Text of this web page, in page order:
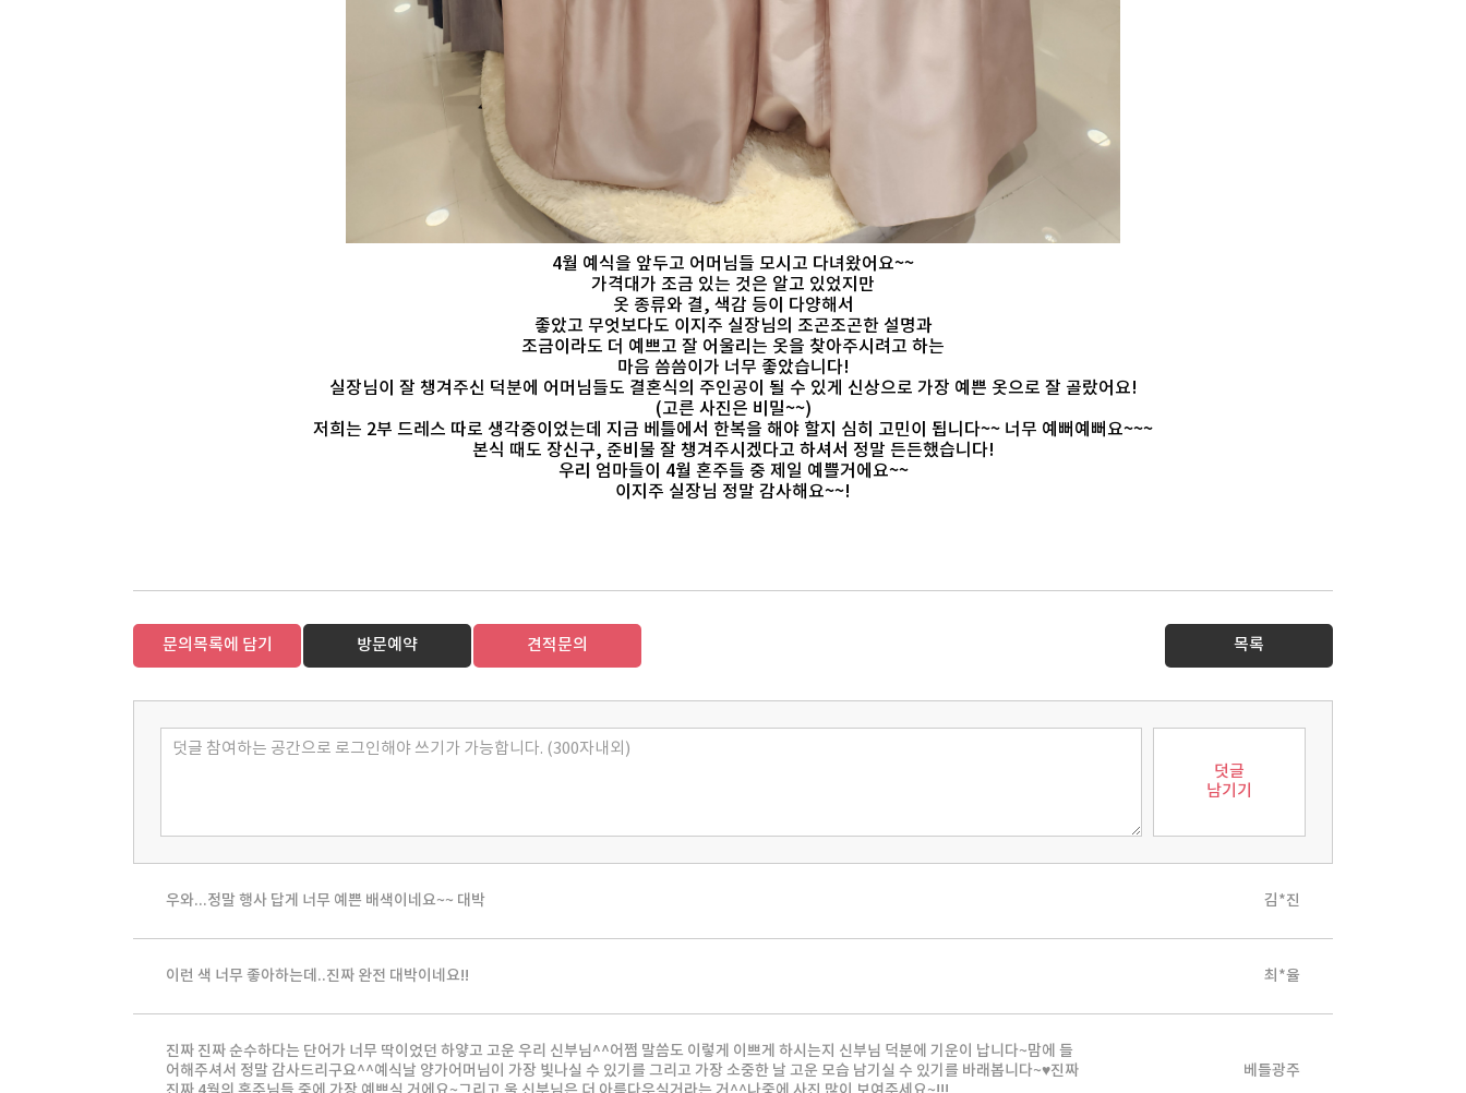
4월 예식을 앞두고 어머님들 모시고 다녀왔어요~~
가격대가 조금 있는 것은 알고 있었지만
옷 종류와 결, 색감 등이 다양해서
좋았고 무엇보다도 이지주 실장님의 조곤조곤한 설명과
조금이라도 더 예쁘고 잘 어울리는 옷을 찾아주시려고 하는
마음 씀씀이가 너무 좋았습니다!
실장님이 잘 챙겨주신 덕분에 어머님들도 결혼식의 주인공이 될 수 있게 신상으로 가장 예쁜 옷으로 잘 골랐어요!
(고른 사진은 비밀~~)
저희는 2부 드레스 따로 생각중이었는데 지금 베틀에서 한복을 해야 할지 심히 고민이 됩니다~~ 너무 예뻐예뻐요~~~
본식 때도 장신구, 준비물 잘 챙겨주시겠다고 하셔서 정말 든든했습니다!
우리 엄마들이 4월 혼주들 중 제일 예쁠거에요~~
이지주 실장님 정말 감사해요~~!
문의목록에 담기 방문예약 견적문의 목록
덧글
남기기
우와...정말 행사 답게 너무 예쁜 배색이네요~~ 대박 김*진
이런 색 너무 좋아하는데..진짜 완전 대박이네요!! 최*율
진짜 진짜 순수하다는 단어가 너무 딱이었던 하얗고 고운 우리 신부님^^어쩜 말씀도 이렇게 이쁘게 하시는지 신부님 덕분에 기운이 납니다~맘에 들
어해주셔서 정말 감사드리구요^^예식날 양가어머님이 가장 빛나실 수 있기를 그리고 가장 소중한 날 고운 모습 남기실 수 있기를 바래봅니다~♥진짜
베틀광주